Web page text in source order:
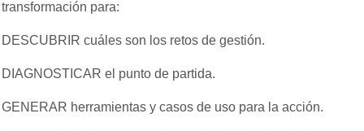
transformación para:
DESCUBRIR cuáles son los retos de gestión.
DIAGNOSTICAR el punto de partida.
GENERAR herramientas y casos de uso para la acción.